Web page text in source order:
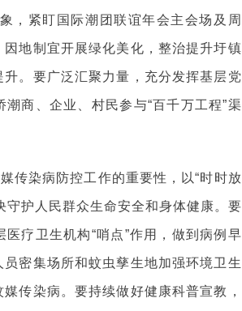
，紧盯国际潮团联谊年会主会场及周
地制宜开展绿化美化，整治提升圩镇
。要广泛汇聚力量，充分发挥基层党
商、企业、村民参与“百千万工程”渠
传染病防控工作的重要性，以“时时放
护人民群众生命安全和身体健康。要
疗卫生机构“哨点”作用，做到病例早
密集场所和蚊虫孳生地加强环境卫生
传染病。要持续做好健康科普宣教，